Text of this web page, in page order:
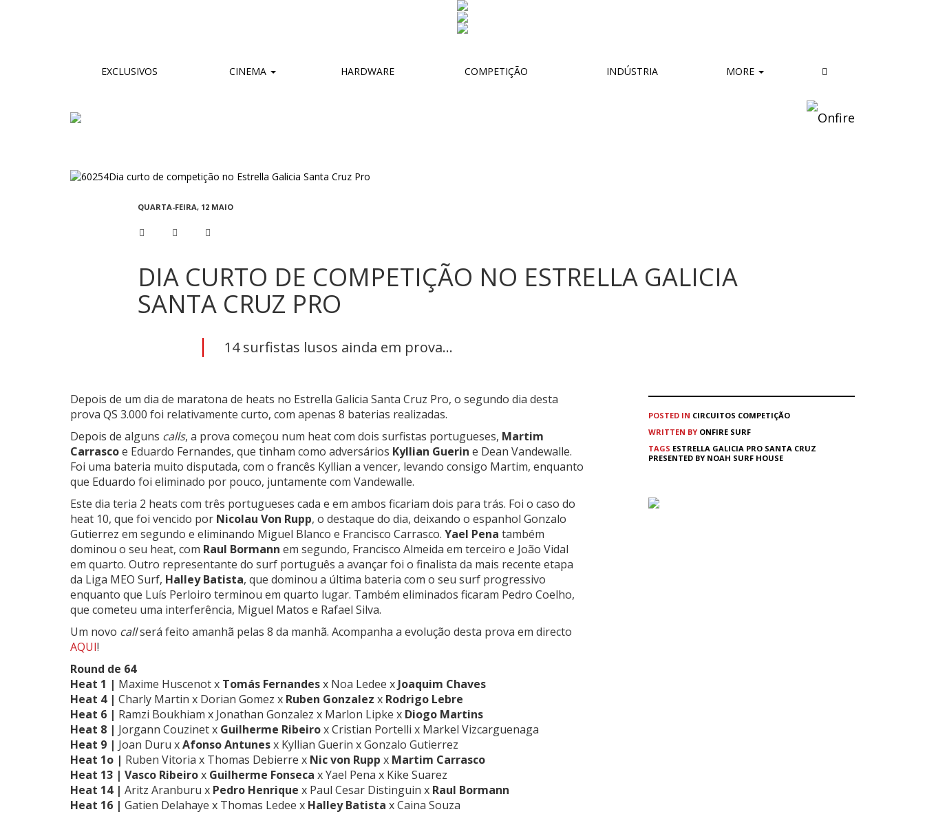
EXCLUSIVOS CINEMA HARDWARE COMPETIÇÃO INDÚSTRIA MORE
QUARTA-FEIRA, 12 MAIO
DIA CURTO DE COMPETIÇÃO NO ESTRELLA GALICIA
SANTA CRUZ PRO
14 surfistas lusos ainda em prova...
Depois de um dia de maratona de heats no Estrella Galicia Santa Cruz Pro, o segundo dia desta
prova QS 3.000 foi relativamente curto, com apenas 8 baterias realizadas.
Depois de alguns calls, a prova começou num heat com dois surfistas portugueses, Martim
Carrascoe Eduardo Fernandes, que tinham como adversários Kyllian Guerin e Dean Vandewalle.
Foi uma bateria muito disputada, com o francês Kyllian a vencer, levando consigo Martim, enquanto
que Eduardo foi eliminado por pouco, juntamente com Vandewalle.
Este dia teria 2 heats com três portugueses cada e em ambos ficariam dois para trás. Foi o caso do
heat 10, que foi vencido por Nicolau Von Rupp, o destaque do dia, deixando o espanhol Gonzalo
Gutierrez em segundo e eliminando Miguel Blanco e Francisco Carrasco. Yael Pena também
dominou o seu heat, com Raul Bormann em segundo, Francisco Almeida em terceiro e João Vidal
em quarto. Outro representante do surf português a avançar foi o finalista da mais recente etapa
da Liga MEO Surf, Halley Batista, que dominou a última bateria com o seu surf progressivo
enquanto que Luís Perloiro terminou em quarto lugar. Também eliminados ficaram Pedro Coelho,
que cometeu uma interferência, Miguel Matos e Rafael Silva.
Um novo callserá feito amanhã pelas 8 da manhã. Acompanha a evolução desta prova em directo
AQUI!
Round de 64
Heat 1 | Maxime Huscenotx Tomás Fernandesx Noa Ledee x Joaquim Chaves
Heat 4 | Charly Martin x Dorian Gomez x Ruben Gonzalez x Rodrigo Lebre
Heat 6 | Ramzi Boukhiam x Jonathan Gonzalez x Marlon Lipke x Diogo Martins
Heat 8 | Jorgann Couzinet x Guilherme Ribeirox Cristian Portelli x Markel Vizcarguenaga
Heat 9 | Joan Duru xAfonso Antunesx Kyllian Guerin x Gonzalo Gutierrez
Heat 1o | Ruben Vitoria x Thomas Debierre x Nic von Rupp x Martim Carrasco
Heat 13 | Vasco Ribeirox Guilherme Fonseca x Yael Pena x Kike Suarez
Heat 14 | Aritz Aranburu x Pedro Henrique x Paul Cesar Distinguin x Raul Bormann
Heat 16 | Gatien Delahaye x Thomas Ledee x Halley Batista x Caina Souza
POSTED IN CIRCUITOS COMPETIÇÃO
WRITTEN BY ONFIRE SURF
TAGS ESTRELLA GALICIA PRO SANTA CRUZ
PRESENTED BY NOAH SURF HOUSE